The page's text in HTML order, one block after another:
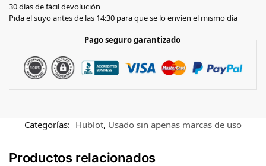
30 días de fácil devolución
Pida el suyo antes de las 14:30 para que se lo envíen el mismo día
Pago seguro garantizado
Categorías: Hublot, Usado sin apenas marcas de uso
Productos relacionados